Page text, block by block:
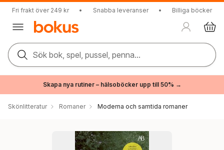
Fri frakt över 249 kr • Snabba leveranser • Billiga böcker
Sök bok, spel, pussel, penna...
Skapa nya rutiner – hälsoböcker upp till 50% →
Skönlitteratur Romaner Moderna och samtida romaner